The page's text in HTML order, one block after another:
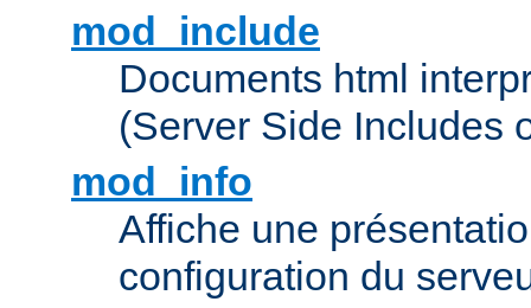
mod_include
Documents html
(Server Side Includes
mod_info
Affiche une
configuration du